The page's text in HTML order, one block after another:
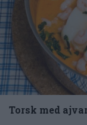
Torsk med